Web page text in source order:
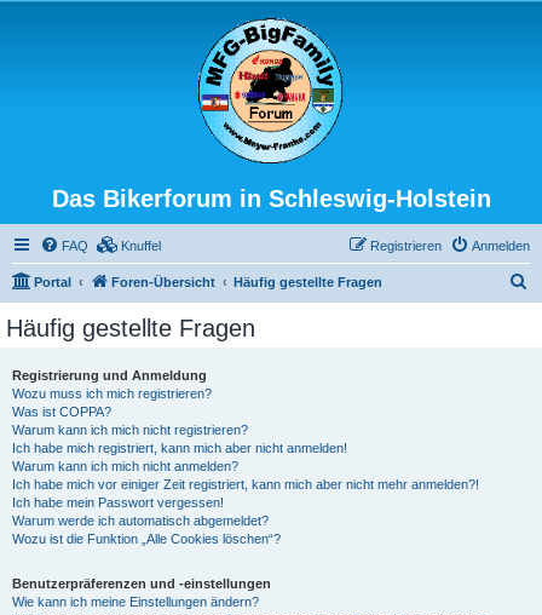
Das Bikerforum in Schleswig-Holstein
FAQ Knuffel Anmelden
Registrieren
Portal Foren-Übersicht Häufig gestellte Fragen
Häufig gestellte Fragen
Registrierung und Anmeldung
Wozu muss ich mich registrieren?
Was ist COPPA?
Warum kann ich mich nicht registrieren?
Ich habe mich registriert, kann mich aber nicht anmelden!
Warum kann ich mich nicht anmelden?
Ich habe mich vor einiger Zeit registriert, kann mich aber nicht mehr anmelden?!
Ich habe mein Passwort vergessen!
Warum werde ich automatisch abgemeldet?
Wozu ist die Funktion „Alle Cookies löschen“?
Benutzerpräferenzen und -einstellungen
Wie kann ich meine Einstellungen ändern?